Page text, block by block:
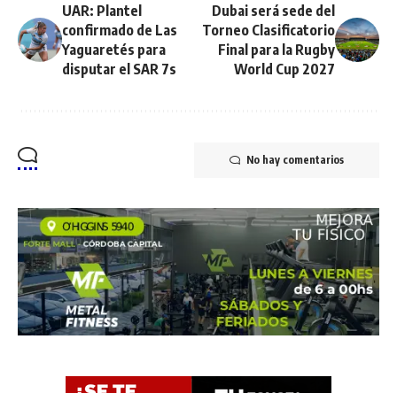
UAR: Plantel
confirmado de Las
Yaguaretés para
disputar el SAR 7s
Dubai será sede del
Torneo Clasificatorio
Final para la Rugby
World Cup 2027
No hay comentarios